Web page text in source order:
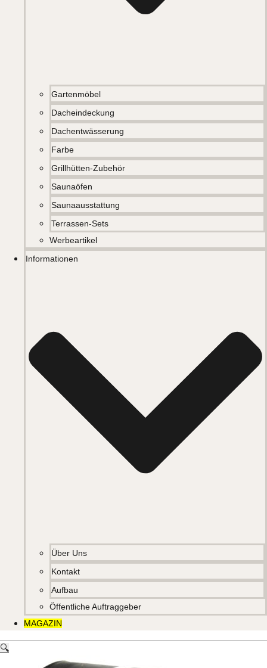
Gartenmöbel
Dacheindeckung
Dachentwässerung
Farbe
Grillhütten-Zubehör
Saunaöfen
Saunaausstattung
Terrassen-Sets
Werbeartikel
Informationen
Über Uns
Kontakt
Aufbau
Öffentliche Auftraggeber
MAGAZIN
🔍